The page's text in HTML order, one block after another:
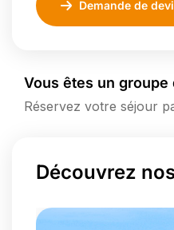
Demande de
Vous êtes un groupe
Réservez votre séjour
Découvrez